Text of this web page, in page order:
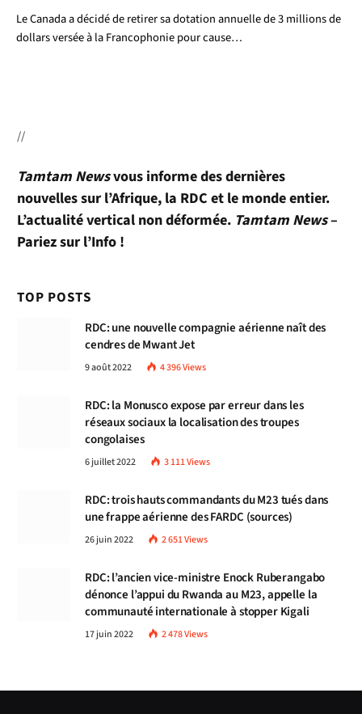
Le Canada a décidé de retirer sa dotation annuelle de 3 millions de
dollars versée à la Francophonie pour cause…
//
Tamtam Newsvous informe des dernières
nouvelles sur l’Afrique, la RDC et le monde entier.
L’actualité vertical non déformée. Tamtam News–
Pariez sur l’Info !
TOP POSTS
RDC: une nouvelle compagnie aérienne naît des
cendres de Mwant Jet
9 août 2022 4 396Views
RDC: la Monusco expose par erreur dans les
réseaux sociaux la localisation des troupes
congolaises
6 juillet 2022 3 111Views
RDC: trois hauts commandants du M23 tués dans
une frappe aérienne des FARDC (sources)
26 juin 2022 2 651Views
RDC: l’ancien vice-ministre Enock Ruberangabo
dénonce l’appui du Rwanda au M23, appelle la
communauté internationale à stopper Kigali
17 juin 2022 2 478Views